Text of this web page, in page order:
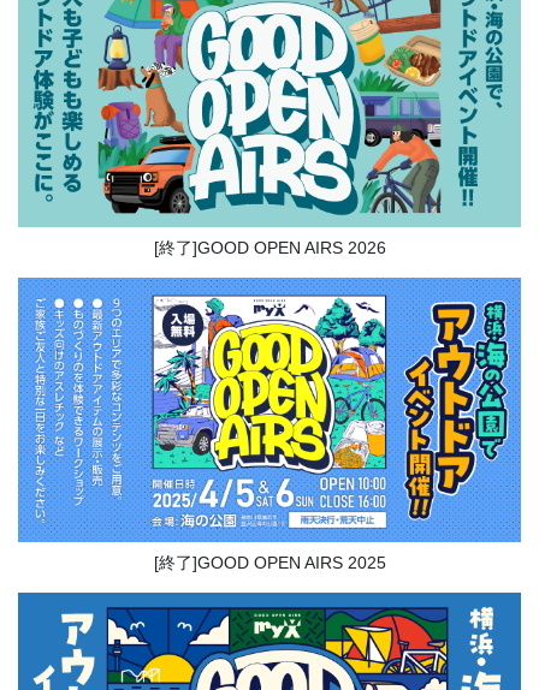
[終了]GOOD OPEN AIRS 2026
[終了]GOOD OPEN AIRS 2025